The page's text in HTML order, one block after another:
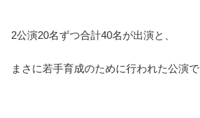
2公演20名ずつ合計40名が出演と、
まさに若手育成のために行われた公演で